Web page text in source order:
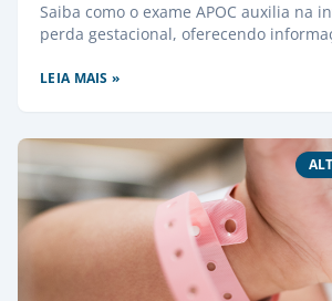
Saiba como o exame APOC auxilia na
perda gestacional, oferecendo
LEIA MAIS »